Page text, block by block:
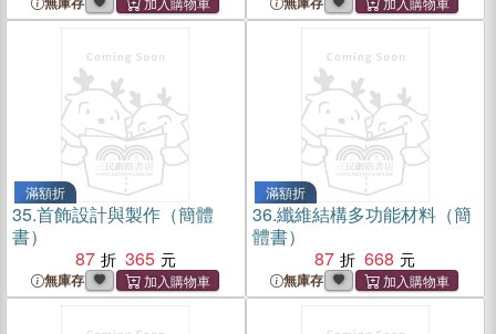
滿額折
35.首飾設計與製作（簡體
書）
87
365
無庫存
滿額折
36.纖維結構多功能材料（簡
體書）
87
668
無庫存